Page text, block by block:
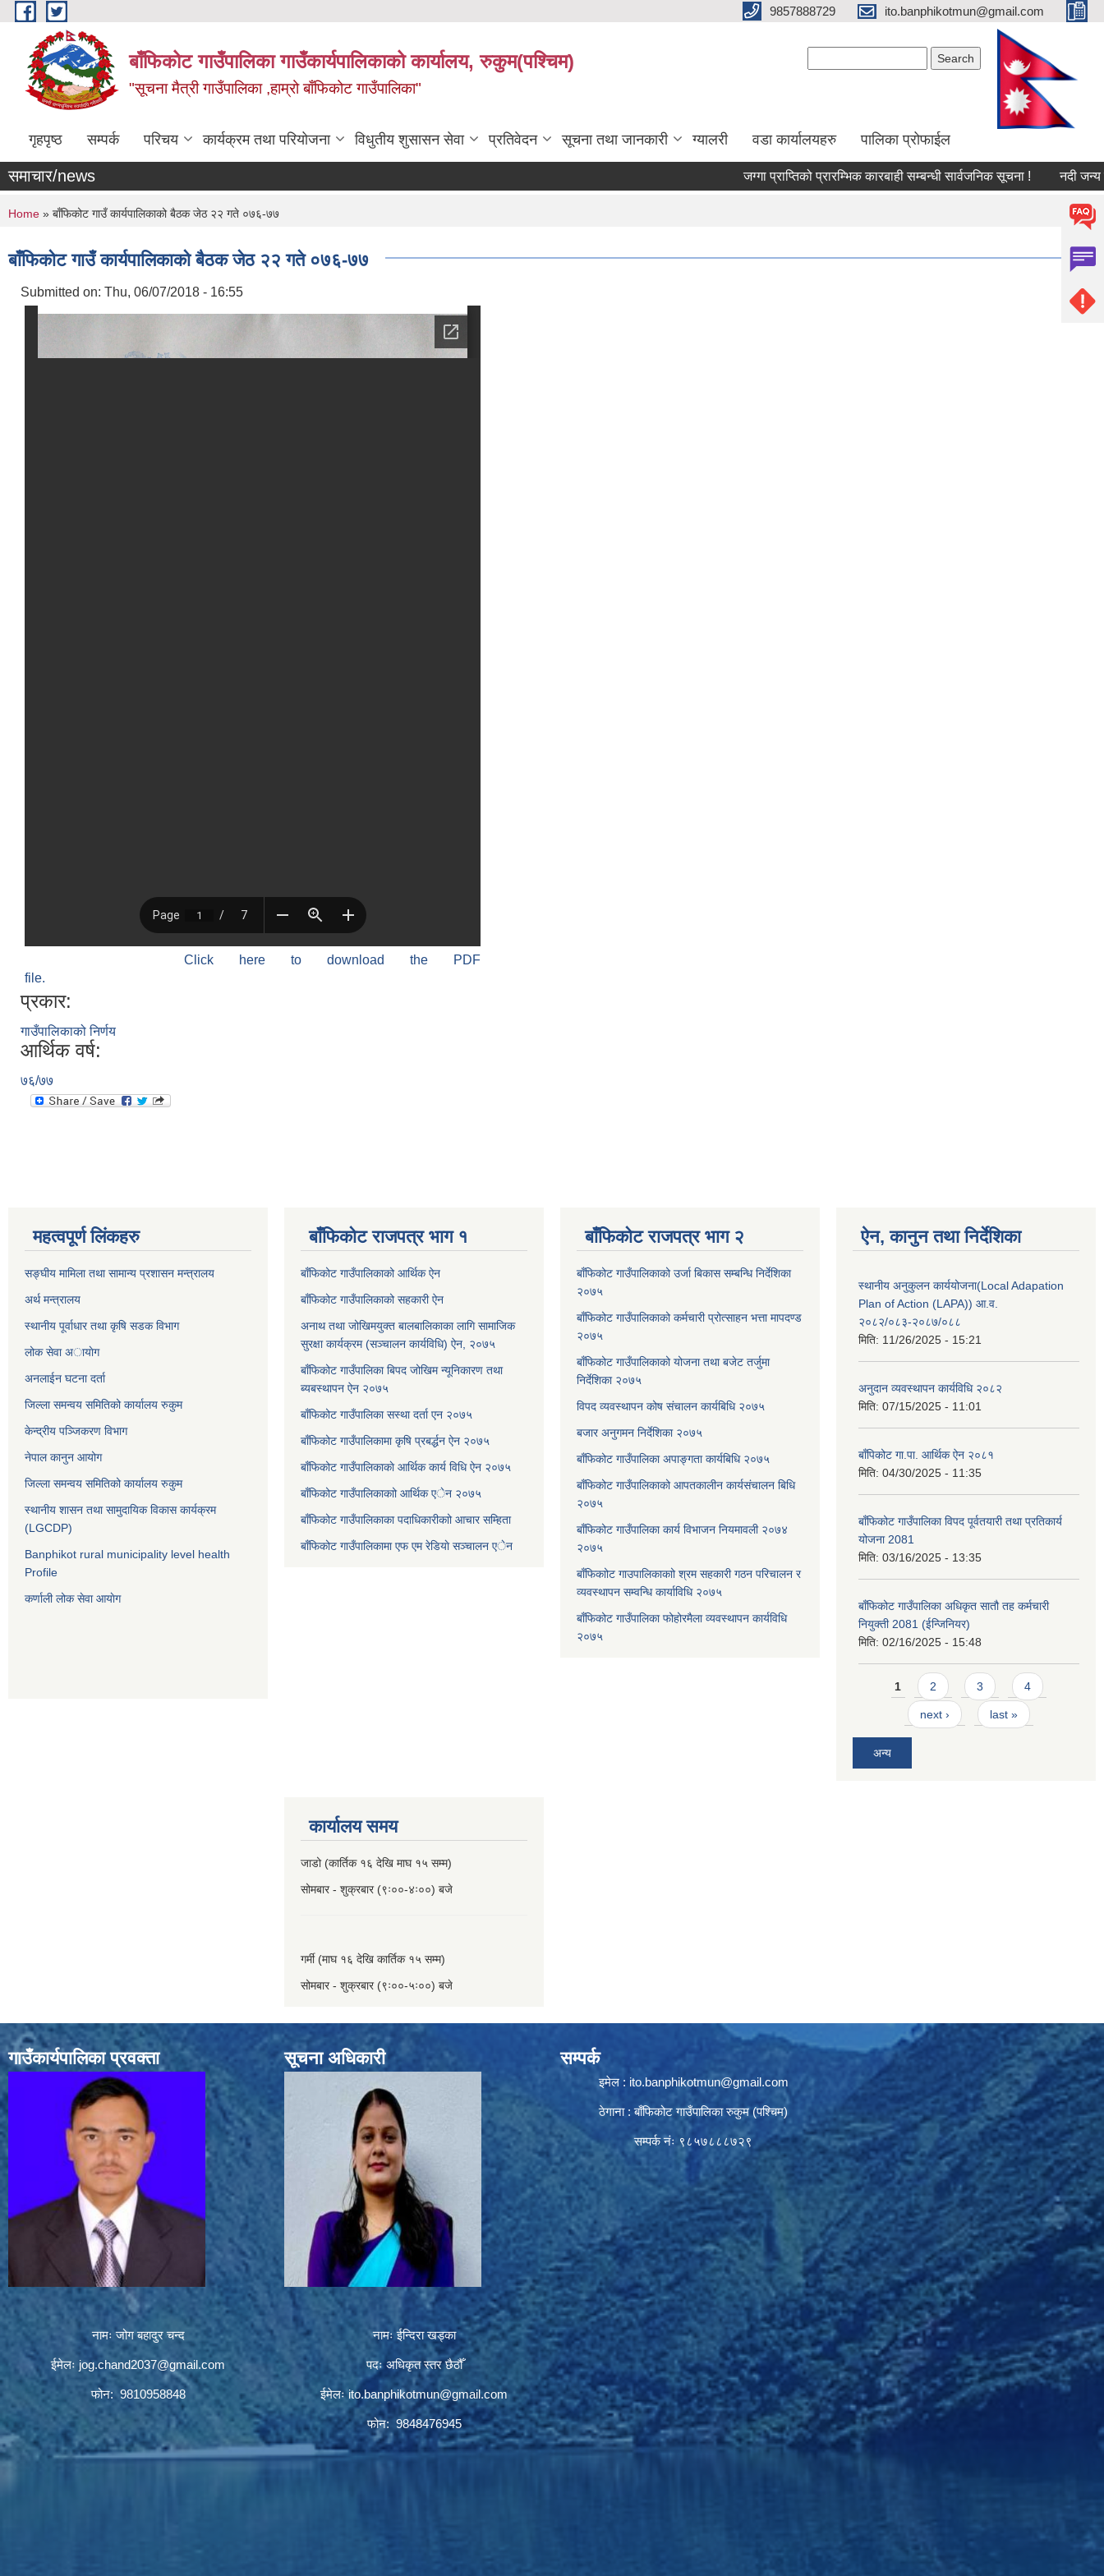
Skip to main content 9857888729 ito.banphikotmun@gmail.com
बाँफिकोट गाउँपालिका गाउँकार्यपालिकाको कार्यालय, रुकुम(पश्चिम)
"सूचना मैत्री गाउँपालिका ,हाम्रो बाँफिकोट गाउँपालिका"
गृहपृष्ठ सम्पर्क परिचय कार्यक्रम तथा परियोजना विधुतीय शुसासन सेवा प्रतिवेदन सूचना तथा जानकारी ग्यालरी वडा कार्यालयहरु पालिका प्रोफाईल
समाचार/news जग्गा प्राप्तिको प्रारम्भिक कारबाही सम्बन्धी सार्वजनिक सूचना ! नदी जन्य
You are here
Home » बाँफिकोट गाउँ कार्यपालिकाको बैठक जेठ २२ गते ०७६-७७
बाँफिकोट गाउँ कार्यपालिकाको बैठक जेठ २२ गते ०७६-७७
Submitted on: Thu, 06/07/2018 - 16:55
Click here to download the PDF
file.
प्रकार:
गाउँपालिकाको निर्णय
आर्थिक वर्ष:
७६/७७
महत्वपूर्ण लिंकहरु
सङ्घीय मामिला तथा सामान्य प्रशासन मन्त्रालय
अर्थ मन्त्रालय
स्थानीय पूर्वाधार तथा कृषि सडक विभाग
लोक सेवा अायाेग
अनलाईन घटना दर्ता
जिल्ला समन्वय समितिको कार्यालय रुकुम
केन्द्रीय पञ्जिकरण विभाग
नेपाल कानुन आयोग
जिल्ला समन्वय समितिको कार्यालय रुकुम
स्थानीय शासन तथा सामुदायिक विकास कार्यक्रम
(LGCDP)
Banphikot rural municipality level health
Profile
कर्णाली लोक सेवा आयाेग
बाँफिकोट राजपत्र भाग १
बाँफिकोट गाउँपालिकाको आर्थिक ऐन
बाँफिकोट गाउँपालिकाको सहकारी ऐन
अनाथ तथा जोखिमयुक्त बालबालिकाका लागि सामाजिक
सुरक्षा कार्यक्रम (सञ्चालन कार्यविधि) ऐन, २०७५
बाँफिकोट गाउँपालिका बिपद जोखिम न्यूनिकारण तथा
ब्यबस्थापन ऐन २०७५
बाँफिकोट गाउँपालिका सस्था दर्ता एन २०७५
बाँफिकोट गाउँपालिकामा कृषि प्रबर्द्धन ऐन २०७५
बाँफिकोट गाउँपालिकाकाे आर्थिक कार्य विधि ऐन २०७५
बाँफिकोट गाउँपालिकाकाो आर्थिक एेन २०७५
बाँफिकोट गाउँपालिकाका पदाधिकारीकाो आचार सम्हिता
बाँफिकोट गाउँपालिकामा एफ एम रेडियाे सञ्चालन एेन
बाँफिकोट राजपत्र भाग २
बाँफिकोट गाउँपालिकाको उर्जा बिकास सम्बन्धि निर्देशिका
२०७५
बाँफिकोट गाउँपालिकाको कर्मचारी प्रोत्साहन भत्ता मापदण्ड
२०७५
बाँफिकोट गाउँपालिकाको योजना तथा बजेट तर्जुमा
निर्देशिका २०७५
विपद व्यवस्थापन कोष संचालन कार्यबिधि २०७५
बजार अनुगमन निर्देशिका २०७५
बाँफिकोट गाउँपालिका अपाङ्गता कार्यबिधि २०७५
बाँफिकोट गाउँपालिकाको आपतकालीन कार्यसंचालन बिधि
२०७५
बाँफिकोट गाउँपालिका कार्य विभाजन नियमावली २०७४
२०७५
बाँफिकाोट गाउपालिकाकाो श्रम सहकारी गठन परिचालन र
व्यवस्थापन सम्वन्धि कार्याविधि २०७५
बाँफिकोट गाउँपालिका फोहोरमैला व्यवस्थापन कार्यविधि
२०७५
ऐन, कानुन तथा निर्देशिका
स्थानीय अनुकुलन कार्ययोजना(Local Adapation
Plan of Action (LAPA)) आ.व.
२०८२/०८३-२०८७/०८८
मिति: 11/26/2025 - 15:21
अनुदान व्यवस्थापन कार्यविधि २०८२
मिति: 07/15/2025 - 11:01
बाँपिकोट गा.पा. आर्थिक ऐन २०८१
मिति: 04/30/2025 - 11:35
बाँफिकोट गाउँपालिका विपद पूर्वतयारी तथा प्रतिकार्य
योजना 2081
मिति: 03/16/2025 - 13:35
बाँफिकोट गाउँपालिका अधिकृत सातौ तह कर्मचारी
नियुक्ती 2081 (ईन्जिनियर)
मिति: 02/16/2025 - 15:48
Pages
1 2 3 4
next › last »
अन्य
कार्यालय समय
जाडो (कार्तिक १६ देखि माघ १५ सम्म)
सोमबार - शुक्रबार (९ः००-४ः००) बजे
गर्मी (माघ १६ देखि कार्तिक १५ सम्म)
सोमबार - शुक्रबार (९ः००-५ः००) बजे
गाउँकार्यपालिका प्रवक्ता
नामः जोग बहादुर चन्द
ईमेलः jog.chand2037@gmail.com
फोन: 9810958848
सूचना अधिकारी
नामः ईन्दिरा खड्का
पदः अधिकृत स्तर छैठौँ
ईमेलःito.banphikotmun@gmail.com
फोन: 9848476945
सम्पर्क
इमेल : ito.banphikotmun@gmail.com
ठेगाना : बाँफिकोट गाउँपालिका रुकुम (पश्चिम)
सम्पर्क नंः ९८५७८८८७२९